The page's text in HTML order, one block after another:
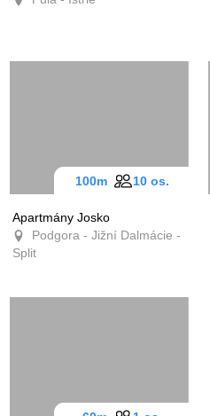
Apartmány Josko
Podgora - Jižní Dalmácie -
Split
100m 10 os.